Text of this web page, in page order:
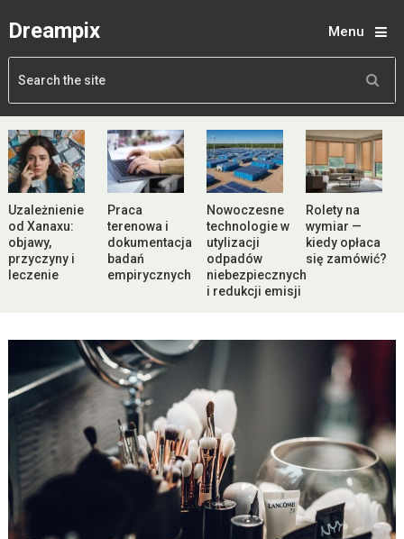
Dreampix Menu
Uzależnienie
od Xanaxu:
objawy,
przyczyny i
leczenie
Praca
terenowa i
dokumentacja
badań
empirycznych
Nowoczesne
technologie w
utylizacji
odpadów
niebezpiecznych
i redukcji emisji
Rolety na
wymiar —
kiedy opłaca
się zamówić?